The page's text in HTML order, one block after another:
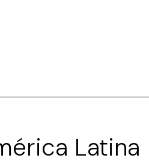
Latina